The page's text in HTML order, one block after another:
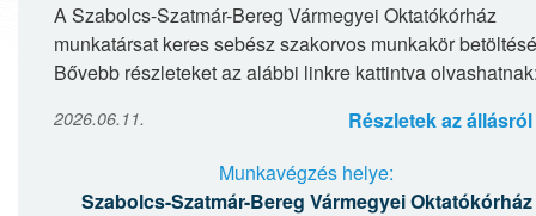
A Szabolcs-Szatmár-Bereg Vármegyei Oktatókórház
munkatársat keres sebész szakorvos munkakör
Bővebb részleteket az alábbi linkre kattintva
2026.06.11.
Részletek az állásról
Munkavégzés helye:
Szabolcs-Szatmár-Bereg Vármegyei Oktatókórház